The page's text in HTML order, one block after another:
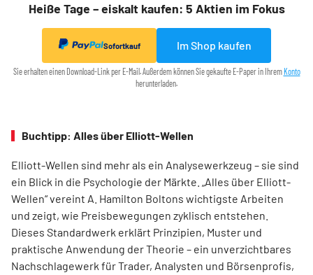
Heiße Tage – eiskalt kaufen: 5 Aktien im Fokus
Sofortkauf Im Shop kaufen
Sie erhalten einen Download-Link per E-Mail. Außerdem können Sie gekaufte E-Paper in Ihrem Konto
herunterladen.
Buchtipp: Alles über Elliott-Wellen
Elliott-Wellen sind mehr als ein Analysewerkzeug – sie sind
ein Blick in die Psychologie der Märkte. „Alles über Elliott-
Wellen“ vereint A. Hamilton Boltons wichtigste Arbeiten
und zeigt, wie Preisbewegungen zyklisch entstehen.
Dieses Standardwerk erklärt Prinzipien, Muster und
praktische Anwendung der Theorie – ein unverzichtbares
Nachschlagewerk für Trader, Analysten und Börsenprofis,